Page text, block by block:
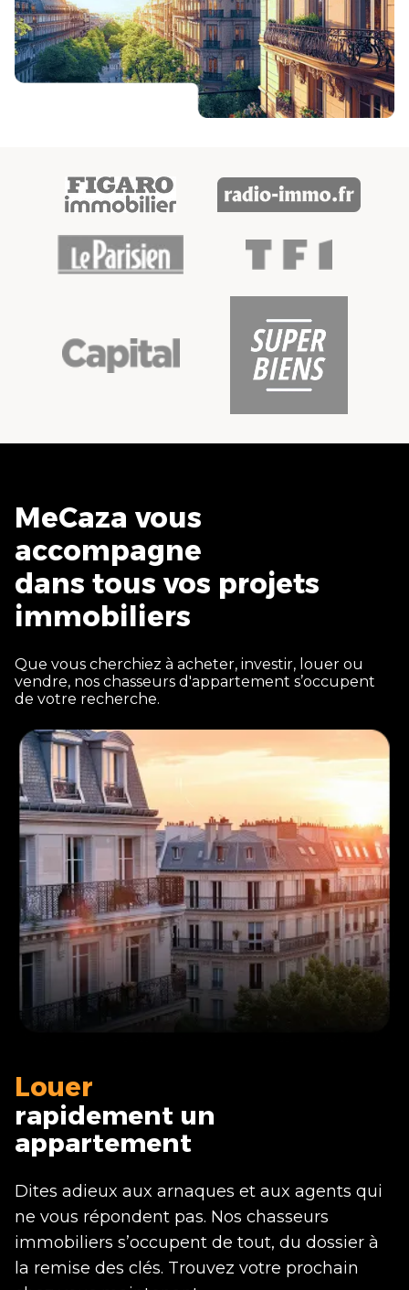
MeCaza vous
accompagne
dans tous vos projets
immobiliers
Que vous cherchiez à acheter, investir, louer ou
vendre, nos chasseurs d'appartement s’occupent
de votre recherche.
Louer
rapidement un
appartement
Dites adieux aux arnaques et aux agents qui
ne vous répondent pas. Nos chasseurs
immobiliers s’occupent de tout, du dossier à
la remise des clés. Trouvez votre prochain